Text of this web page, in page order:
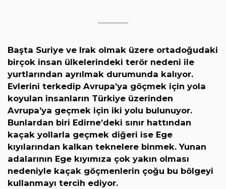
Başta Suriye ve Irak olmak üzere ortadoğudaki
birçok insan ülkelerindeki terör nedeni ile
yurtlarından ayrılmak durumunda kalıyor.
Evlerini terkedip Avrupa’ya göçmek için yola
koyulan insanların Türkiye üzerinden
Avrupa’ya geçmek için iki yolu bulunuyor.
Bunlardan biri Edirne’deki sınır hattından
kaçak yollarla geçmek diğeri ise Ege
kıyılarından kalkan teknelere binmek. Yunan
adalarının Ege kıyımıza çok yakın olması
nedeniyle kaçak göçmenlerin çoğu bu bölgeyi
kullanmayı tercih ediyor.